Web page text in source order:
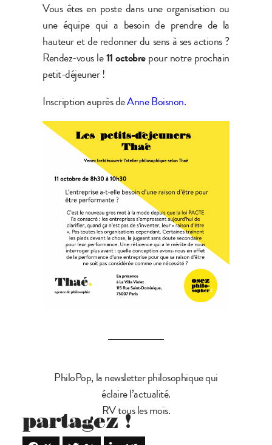
Vous êtes en poste dans une organisation ou
une équipe qui a besoin de prendre de la
hauteur et de redonner du sens à ses actions ?
Rendez-vous le11 octobrepour notre prochain
petit-déjeuner !
Inscription auprès deAnne Boisnon.
PhiloPop, la newsletter philosophique qui
éclaire l’actualité.
RV tous les mois.
partagez !